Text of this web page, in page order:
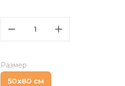
Размер
50х80 см